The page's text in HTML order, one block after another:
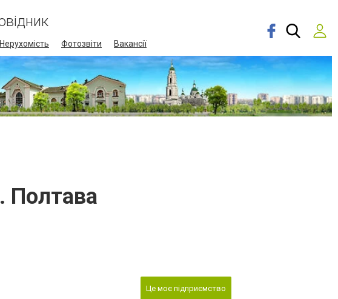
Нерухомість Фотозвіти Вакансії
Полтава
Це моє підприємство